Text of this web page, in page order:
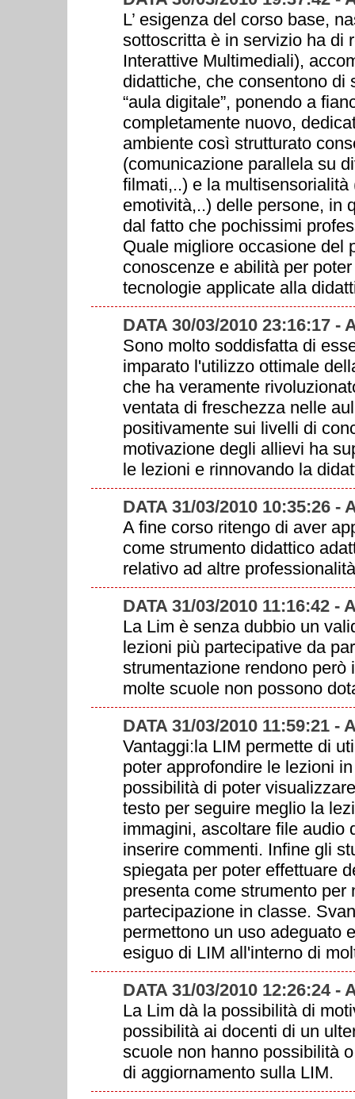
L’ esigenza del corso base,
sottoscritta è in servizio ha di
Interattive Multimediali),
didattiche, che consentono di
“aula digitale”, ponendo a
completamente nuovo,
ambiente così strutturato
(comunicazione parallela su
filmati,..) e la
emotività,..) delle persone, in
dal fatto che pochissimi
Quale migliore occasione del
conoscenze e abilità per
tecnologie applicate alla
DATA 30/03/2010 23:16:17 -
Sono molto soddisfatta di
imparato l'utilizzo ottimale
che ha veramente
ventata di freschezza nelle
positivamente sui livelli di
motivazione degli allievi ha
le lezioni e rinnovando la
DATA 31/03/2010 10:35:26 -
A fine corso ritengo di aver
come strumento didattico
relativo ad altre
DATA 31/03/2010 11:16:42 -
La Lim è senza dubbio un
lezioni più partecipative da
strumentazione rendono
molte scuole non possono
DATA 31/03/2010 11:59:21 -
Vantaggi:la LIM permette di
poter approfondire le lezioni
possibilità di poter
testo per seguire meglio la
immagini, ascoltare file audio
inserire commenti. Infine gli
spiegata per poter effettuare
presenta come strumento
partecipazione in classe.
permettono un uso adeguato
esiguo di LIM all'interno di
DATA 31/03/2010 12:26:24 -
La Lim dà la possibilità di
possibilità ai docenti di un
scuole non hanno possibilità
di aggiornamento sulla LIM.